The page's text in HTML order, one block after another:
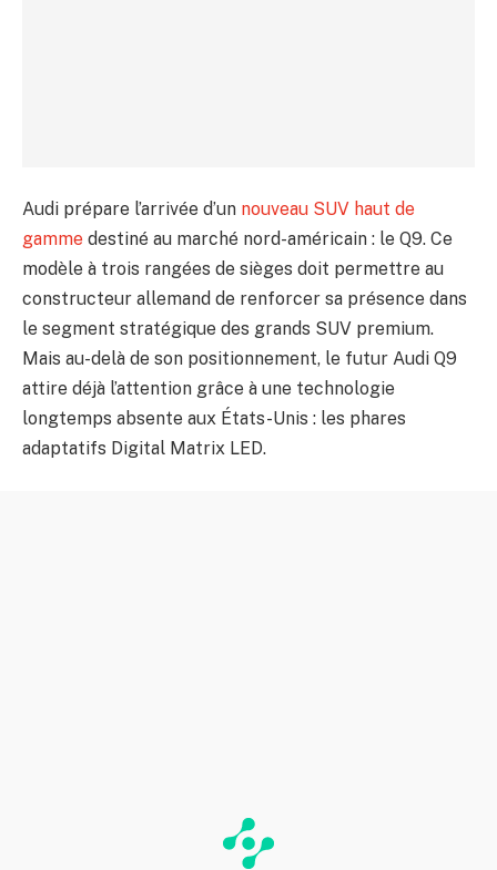
Audi prépare l’arrivée d’un nouveau SUV haut de
gamme destiné au marché nord-américain : le Q9. Ce
modèle à trois rangées de sièges doit permettre au
constructeur allemand de renforcer sa présence dans
le segment stratégique des grands SUV premium.
Mais au-delà de son positionnement, le futur Audi Q9
attire déjà l’attention grâce à une technologie
longtemps absente aux États-Unis : les phares
adaptatifs Digital Matrix LED.